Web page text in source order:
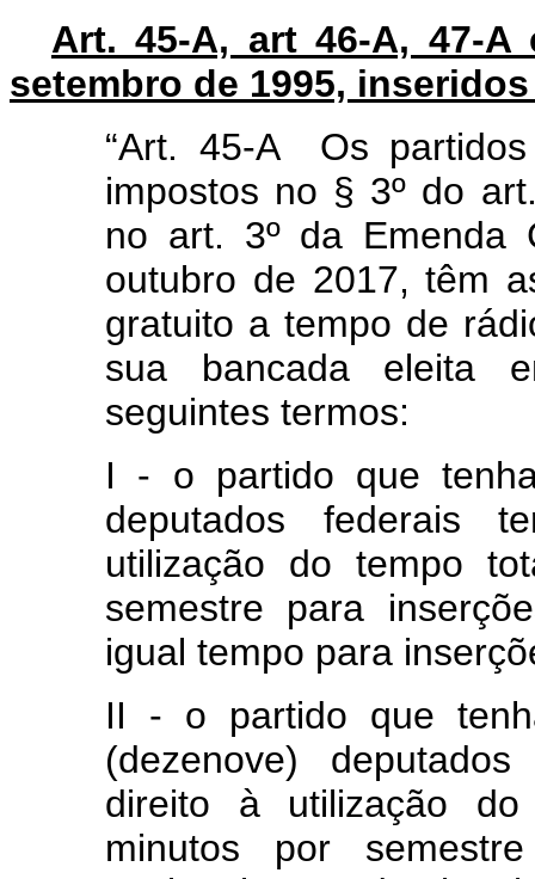
Art. 45-A, art 46-A, 47-
setembro de 1995,
“Art. 45-A Os
impostos no § 3º do
no art. 3º da Emenda
outubro de 2017, têm
gratuito a tempo de
sua bancada eleita
seguintes termos:
I - o partido que
deputados federais
utilização do tempo
semestre para
igual tempo para
II - o partido que
(dezenove)
direito à utilização
minutos por